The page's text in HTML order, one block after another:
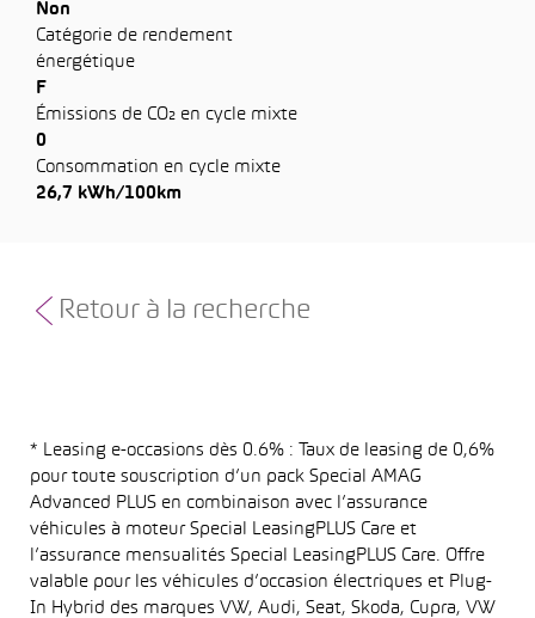
Non
Catégorie de rendement
énergétique
F
Émissions de CO₂ en cycle mixte
0
Consommation en cycle mixte
26,7 kWh/100km
Retour à la recherche
* Leasing e-occasions dès 0.6% : Taux de leasing de 0,6%
pour toute souscription d’un pack Special AMAG
Advanced PLUS en combinaison avec l’assurance
véhicules à moteur Special LeasingPLUS Care et
l’assurance mensualités Special LeasingPLUS Care. Offre
valable pour les véhicules d’occasion électriques et Plug-
In Hybrid des marques VW, Audi, Seat, Skoda, Cupra, VW